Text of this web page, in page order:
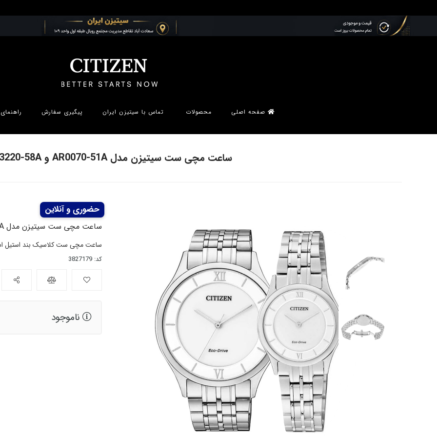
صفحه اصلی محصولات تماس با سیتیزن ایران پیگیری سفارش
ساعت مچی ست سیتیزن مدل AR0070-51A و EG3220-58A
ساعت مچی ست سیتیزن مدل AR0070-51A و EG3220-58A
ساعت مچی ست کلاسیک بند استیل
کد: 3827179
ناموجود